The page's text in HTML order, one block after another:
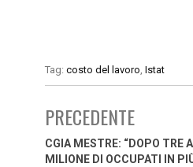
Tag: costo del lavoro, Istat
PRECEDENTE
CGIA MESTRE: “DOPO TRE
MILIONE DI OCCUPATI IN